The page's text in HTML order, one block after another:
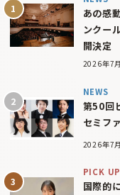
あの感
ンクー
開決定
2026年7
NEWS
第50回
セミフ
2026年7
PICK UP
国際的